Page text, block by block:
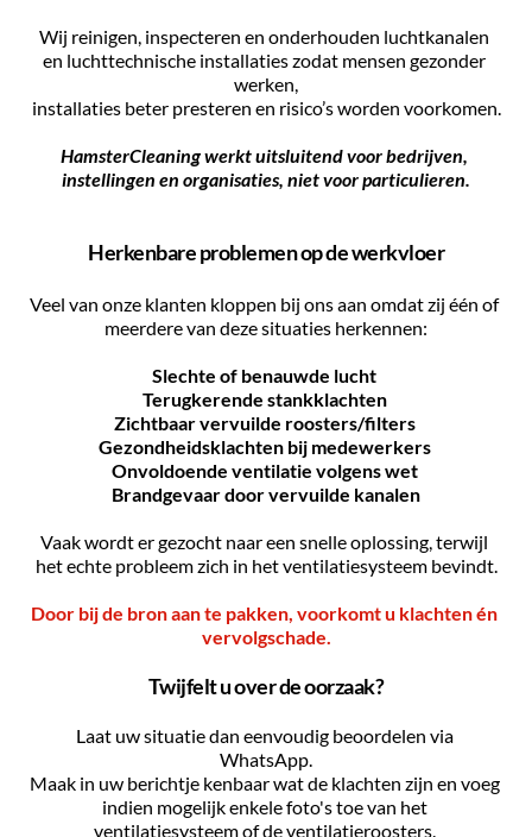
Wij reinigen, inspecteren en onderhouden luchtkanalen
en luchttechnische installaties zodat mensen gezonder
werken,
installaties beter presteren en risico’s worden voorkomen.
HamsterCleaning werkt uitsluitend voor bedrijven,
instellingen en organisaties, niet voor particulieren.
Herkenbare problemen op de werkvloer
Veel van onze klanten kloppen bij ons aan omdat zij één of
meerdere van deze situaties herkennen:
Slechte of benauwde lucht
Terugkerende stankklachten
Zichtbaar vervuilde roosters/filters
Gezondheidsklachten bij medewerkers
Onvoldoende ventilatie volgens wet
Brandgevaar door vervuilde kanalen
Vaak wordt er gezocht naar een snelle oplossing, terwijl
het echte probleem zich in het ventilatiesysteem bevindt.
Door bij de bron aan te pakken, voorkomt u klachten én
vervolgschade.
Twijfelt u over de oorzaak?
Laat uw situatie dan eenvoudig beoordelen via
WhatsApp.
Maak in uw berichtje kenbaar wat de klachten zijn en voeg
indien mogelijk enkele foto's toe van het
ventilatiesysteem of de ventilatieroosters.